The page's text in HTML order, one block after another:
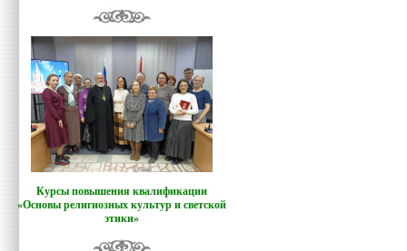
Курсы повышения квалификации
«Основы религиозных культур и светской
этики»